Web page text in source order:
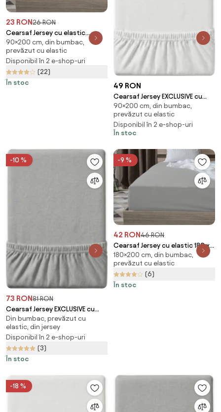
23 RON26 RON
Cearsaf Jersey cu elastic
90x200 cm alb
90×200 cm, din bumbac,
prevăzut cu elastic
Disponibil în 2 e-shop-uri
(22)
În stoc
49 RON
Cearsaf Jersey EXCLUSIVE cu
elastic 90x200 cm alb
90×200 cm, din bumbac,
prevăzut cu elastic
Disponibil în 2 e-shop-uri
În stoc
-10 %
73 RON81 RON
Cearsaf Jersey EXCLUSIVE cu
elastic gri deschis 200 x 220
cm
Din bumbac, prevăzut cu
elastic, din jersey
Disponibil în 2 e-shop-uri
(3)
În stoc
-9 %
42 RON46 RON
Cearsaf Jersey cu elastic 180 x
200 cm gri deschis
180×200 cm, din bumbac,
prevăzut cu elastic
(6)
În stoc
-18 %